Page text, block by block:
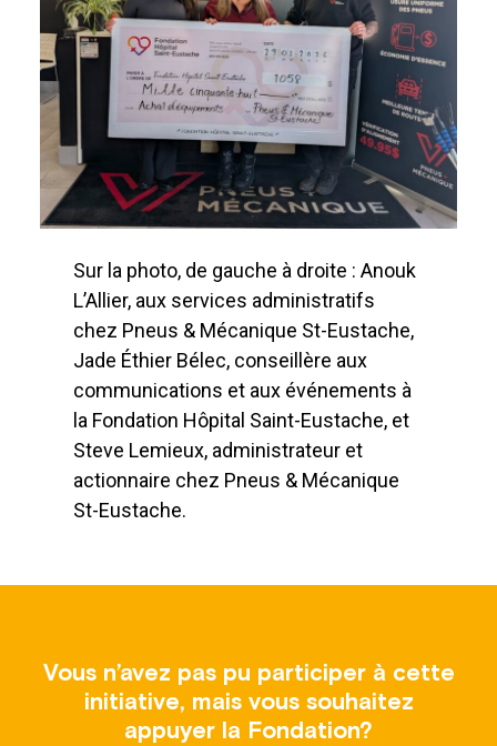
Sur la photo, de gauche à droite : Anouk
L’Allier, aux services administratifs
chez Pneus & Mécanique St-Eustache,
Jade Éthier Bélec, conseillère aux
communications et aux événements à
la Fondation Hôpital Saint-Eustache, et
Steve Lemieux, administrateur et
actionnaire chez Pneus & Mécanique
St-Eustache.
Vous n’avez pas pu participer à cette
initiative, mais vous souhaitez
appuyer la Fondation?